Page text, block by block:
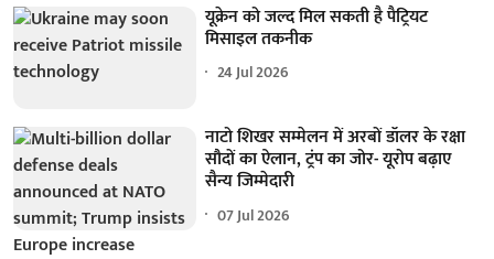
यूक्रेन को जल्द मिल सकती है पैट्रियट
मिसाइल तकनीक
24 Jul 2026
नाटो शिखर सम्मेलन में अरबों डॉलर के रक्षा
सौदों का ऐलान, ट्रंप का जोर- यूरोप बढ़ाए
सैन्य जिम्मेदारी
07 Jul 2026